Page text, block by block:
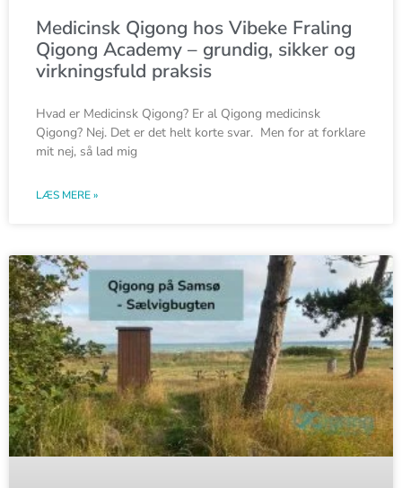
Medicinsk Qigong hos Vibeke Fraling
Qigong Academy – grundig, sikker og
virkningsfuld praksis
Hvad er Medicinsk Qigong? Er al Qigong medicinsk
Qigong? Nej. Det er det helt korte svar. Men for at forklare
mit nej, så lad mig
LÆS MERE »